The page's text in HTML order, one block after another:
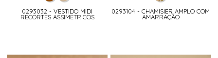
0293032 - VESTIDO MIDI
RECORTES ASSIMETRICOS
0293104 - CHAMISIER AMPLO COM
AMARRAÇÃO